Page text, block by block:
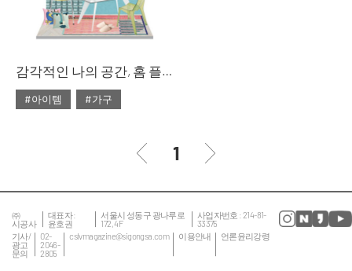
감각적인 나의 공간, 홈 플레이스
#아이템
#가구
#소품
#의자
#인테리어
#조명
#집 꾸미기
#침실
#테이블
1
㈜
시공사
대표자 :
윤호권
서울시 성동구 광나루로
172, 4F
사업자번호 : 214-81-
33375
기사/
광고
문의
02-
2046-
2805
cslvmagazine@sigongsa.com 이용안내 언론윤리강령